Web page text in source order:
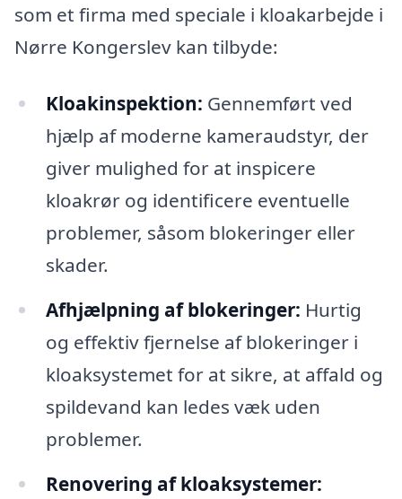
som et firma med speciale i kloakarbejde i
Nørre Kongerslev kan tilbyde:
Kloakinspektion: Gennemført ved
hjælp af moderne kameraudstyr, der
giver mulighed for at inspicere
kloakrør og identificere eventuelle
problemer, såsom blokeringer eller
skader.
Afhjælpning af blokeringer: Hurtig
og effektiv fjernelse af blokeringer i
kloaksystemet for at sikre, at affald og
spildevand kan ledes væk uden
problemer.
Renovering af kloaksystemer: